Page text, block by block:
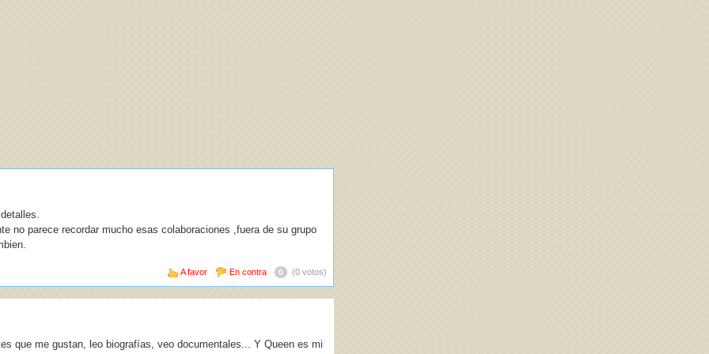
no parece recordar mucho esas colaboraciones ,fuera de su grupo
A favor En contra 0 (0 votos)
que me gustan, leo biografías, veo documentales... Y Queen es mi